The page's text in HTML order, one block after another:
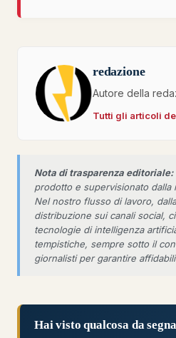
redazione
Autore della
Tutti gli articoli
Nota di trasparenza editoriale:
prodotto e supervisionato dalla
Nel nostro flusso di lavoro,
distribuzione sui canali social,
tecnologie di intelligenza
tempistiche, sempre sotto il
giornalisti per garantire
Hai visto qualcosa da